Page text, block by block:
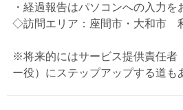
・経過報告はパソコンへの入力を
◇訪問エリア：座間市・大和市
※将来的にはサービス提供責任者
ー役）にステップアップする道も